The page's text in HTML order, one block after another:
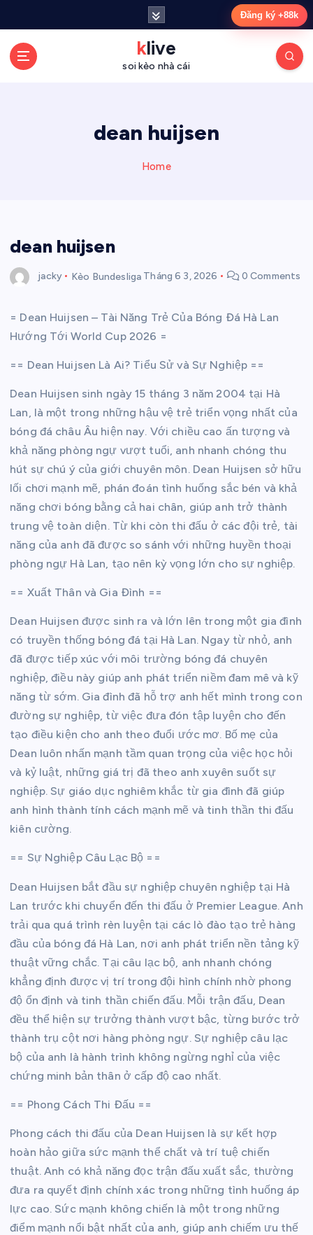
klive
soi kèo nhà cái
dean huijsen
Home
dean huijsen
jacky Kèo Bundesliga Tháng 6 3, 2026 0 Comments
= Dean Huijsen – Tài Năng Trẻ Của Bóng Đá Hà Lan
Hướng Tới World Cup 2026 =
== Dean Huijsen Là Ai? Tiểu Sử và Sự Nghiệp ==
Dean Huijsen sinh ngày 15 tháng 3 năm 2004 tại Hà
Lan, là một trong những hậu vệ trẻ triển vọng nhất của
bóng đá châu Âu hiện nay. Với chiều cao ấn tượng và
khả năng phòng ngự vượt tuổi, anh nhanh chóng thu
hút sự chú ý của giới chuyên môn. Dean Huijsen sở hữu
lối chơi mạnh mẽ, phán đoán tình huống sắc bén và khả
năng chơi bóng bằng cả hai chân, giúp anh trở thành
trung vệ toàn diện. Từ khi còn thi đấu ở các đội trẻ, tài
năng của anh đã được so sánh với những huyền thoại
phòng ngự Hà Lan, tạo nên kỳ vọng lớn cho sự nghiệp.
== Xuất Thân và Gia Đình ==
Dean Huijsen được sinh ra và lớn lên trong một gia đình
có truyền thống bóng đá tại Hà Lan. Ngay từ nhỏ, anh
đã được tiếp xúc với môi trường bóng đá chuyên
nghiệp, điều này giúp anh phát triển niềm đam mê và kỹ
năng từ sớm. Gia đình đã hỗ trợ anh hết mình trong con
đường sự nghiệp, từ việc đưa đón tập luyện cho đến
tạo điều kiện cho anh theo đuổi ước mơ. Bố mẹ của
Dean luôn nhấn mạnh tầm quan trọng của việc học hỏi
và kỷ luật, những giá trị đã theo anh xuyên suốt sự
nghiệp. Sự giáo dục nghiêm khắc từ gia đình đã giúp
anh hình thành tính cách mạnh mẽ và tinh thần thi đấu
kiên cường.
== Sự Nghiệp Câu Lạc Bộ ==
Dean Huijsen bắt đầu sự nghiệp chuyên nghiệp tại Hà
Lan trước khi chuyển đến thi đấu ở Premier League. Anh
trải qua quá trình rèn luyện tại các lò đào tạo trẻ hàng
đầu của bóng đá Hà Lan, nơi anh phát triển nền tảng kỹ
thuật vững chắc. Tại câu lạc bộ, anh nhanh chóng
khẳng định được vị trí trong đội hình chính nhờ phong
độ ổn định và tinh thần chiến đấu. Mỗi trận đấu, Dean
đều thể hiện sự trưởng thành vượt bậc, từng bước trở
thành trụ cột nơi hàng phòng ngự. Sự nghiệp câu lạc
bộ của anh là hành trình không ngừng nghỉ của việc
chứng minh bản thân ở cấp độ cao nhất.
== Phong Cách Thi Đấu ==
Phong cách thi đấu của Dean Huijsen là sự kết hợp
hoàn hảo giữa sức mạnh thể chất và trí tuệ chiến
thuật. Anh có khả năng đọc trận đấu xuất sắc, thường
đưa ra quyết định chính xác trong những tình huống áp
lực cao. Sức mạnh không chiến là một trong những
điểm mạnh nổi bật nhất của anh, giúp anh chiếm ưu thế
Đăng ký +88k